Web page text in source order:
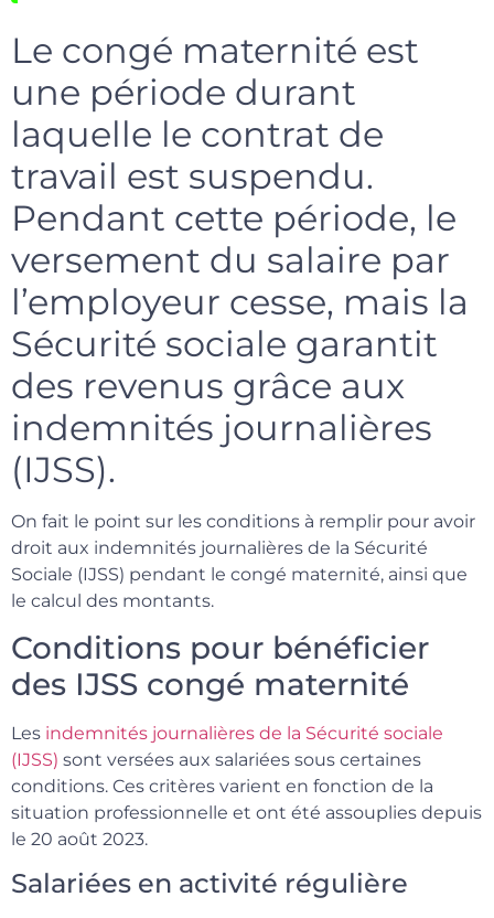
Le congé maternité est
une période durant
laquelle le contrat de
travail est suspendu.
Pendant cette période, le
versement du salaire par
l’employeur cesse, mais la
Sécurité sociale garantit
des revenus grâce aux
indemnités journalières
(IJSS).
On fait le point sur les conditions à remplir pour avoir
droit aux indemnités journalières de la Sécurité
Sociale (IJSS) pendant le congé maternité, ainsi que
le calcul des montants.
Conditions pour bénéficier
des IJSS congé maternité
Les indemnités journalières de la Sécurité sociale
(IJSS) sont versées aux salariées sous certaines
conditions. Ces critères varient en fonction de la
situation professionnelle et ont été assouplies depuis
le 20 août 2023.
Salariées en activité régulière